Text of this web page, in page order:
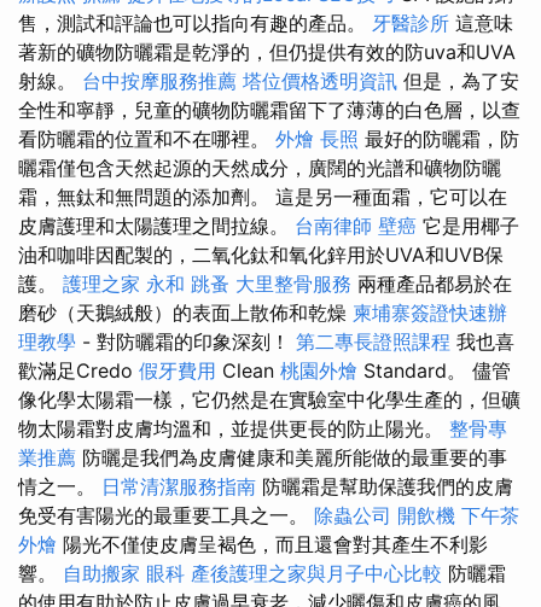
售，測試和評論也可以指向有趣的產品。 牙醫診所 這意味
著新的礦物防曬霜是乾淨的，但仍提供有效的防uva和UVA
射線。 台中按摩服務推薦 塔位價格透明資訊 但是，為了安
全性和寧靜，兒童的礦物防曬霜留下了薄薄的白色層，以查
看防曬霜的位置和不在哪裡。 外燴 長照 最好的防曬霜，防
曬霜僅包含天然起源的天然成分，廣闊的光譜和礦物防曬
霜，無鈦和無問題的添加劑。 這是另一種面霜，它可以在
皮膚護理和太陽護理之間拉線。 台南律師 壁癌 它是用椰子
油和咖啡因配製的，二氧化鈦和氧化鋅用於UVA和UVB保
護。 護理之家 永和 跳蚤 大里整骨服務 兩種產品都易於在
磨砂（天鵝絨般）的表面上散佈和乾燥 柬埔寨簽證快速辦
理教學 - 對防曬霜的印象深刻！ 第二專長證照課程 我也喜
歡滿足Credo 假牙費用 Clean 桃園外燴 Standard。 儘管
像化學太陽霜一樣，它仍然是在實驗室中化學生產的，但礦
物太陽霜對皮膚均溫和，並提供更長的防止陽光。 整骨專
業推薦 防曬是我們為皮膚健康和美麗所能做的最重要的事
情之一。 日常清潔服務指南 防曬霜是幫助保護我們的皮膚
免受有害陽光的最重要工具之一。 除蟲公司 開飲機 下午茶
外燴 陽光不僅使皮膚呈褐色，而且還會對其產生不利影
響。 自助搬家 眼科 產後護理之家與月子中心比較 防曬霜
的使用有助於防止皮膚過早衰老，減少曬傷和皮膚癌的風